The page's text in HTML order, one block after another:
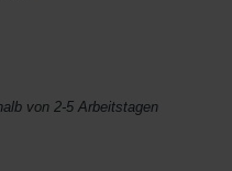
von 2-5 Arbeitstagen